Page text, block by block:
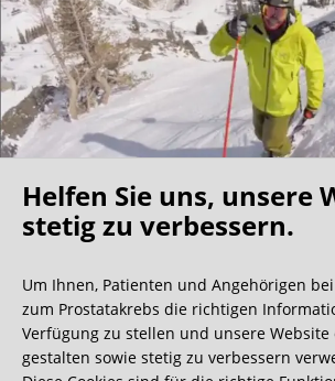
Oh what a
Wir bekommen ja viele tolle
aber dieser ist doch sehr
Helfen Sie uns, unsere
stetig zu verbessern.
Um Ihnen, Patienten und Angehörigen
zum Prostatakrebs die richtigen
Verfügung zu stellen und unsere
gestalten sowie stetig zu verbessern